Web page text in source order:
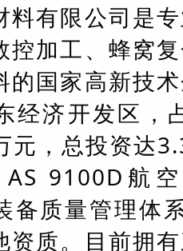
料有限公司是
控加工、蜂窝
的国家高新技
经济开发区，
元，总投资达
9100D航
备质量管理体
资质。目前拥